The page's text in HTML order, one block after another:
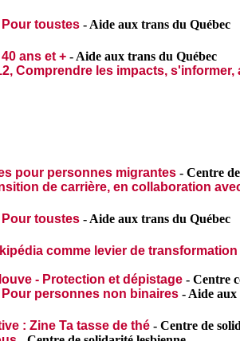
Pour toustes - Aide aux trans du Québec
ans et + - Aide aux trans du Québec
Comprendre les impacts, s'informer,
pour personnes migrantes - Centre
de carrière, en collaboration
Pour toustes - Aide aux trans du Québec
comme levier de
- Protection et dépistage - Centre
personnes non binaires - Aide aux
: Zine Ta tasse de thé - Centre de